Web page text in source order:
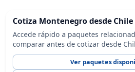
Cotiza Montenegro desde Chile
Accede rápido a paquetes
comparar antes de cotizar desde
Ver paquetes